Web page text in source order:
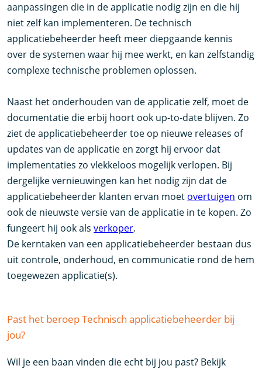
aanpassingen die in de applicatie nodig zijn en die hij
niet zelf kan implementeren. De technisch
applicatiebeheerder heeft meer diepgaande kennis
over de systemen waar hij mee werkt, en kan zelfstandig
complexe technische problemen oplossen.
Naast het onderhouden van de applicatie zelf, moet de
documentatie die erbij hoort ook up-to-date blijven. Zo
ziet de applicatiebeheerder toe op nieuwe releases of
updates van de applicatie en zorgt hij ervoor dat
implementaties zo vlekkeloos mogelijk verlopen. Bij
dergelijke vernieuwingen kan het nodig zijn dat de
applicatiebeheerder klanten ervan moet overtuigen om
ook de nieuwste versie van de applicatie in te kopen. Zo
fungeert hij ook alsverkoper.
De kerntaken van een applicatiebeheerder bestaan dus
uit controle, onderhoud, en communicatie rond de hem
toegewezen applicatie(s).
Past het beroep Technisch applicatiebeheerder bij
jou?
Wil je een baan vinden die echt bij jou past? Bekijk